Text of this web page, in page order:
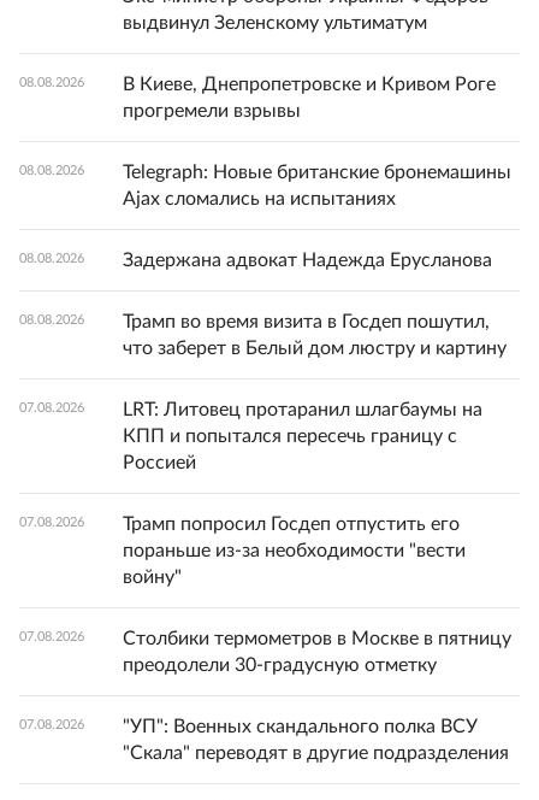
выдвинул Зеленскому ультиматум
08.08.2026
В Киеве, Днепропетровске и Кривом Роге
прогремели взрывы
08.08.2026
Telegraph: Новые британские бронемашины
Ajax сломались на испытаниях
08.08.2026 Задержана адвокат Надежда Ерусланова
08.08.2026
Трамп во время визита в Госдеп пошутил,
что заберет в Белый дом люстру и картину
07.08.2026
LRT: Литовец протаранил шлагбаумы на
КПП и попытался пересечь границу с
Россией
07.08.2026
Трамп попросил Госдеп отпустить его
пораньше из-за необходимости "вести
войну"
07.08.2026
Столбики термометров в Москве в пятницу
преодолели 30-градусную отметку
07.08.2026
"УП": Военных скандального полка ВСУ
"Скала" переводят в другие подразделения